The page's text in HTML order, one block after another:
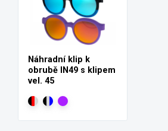
Náhradní klip k
obrubě IN49 s klipem
vel. 45